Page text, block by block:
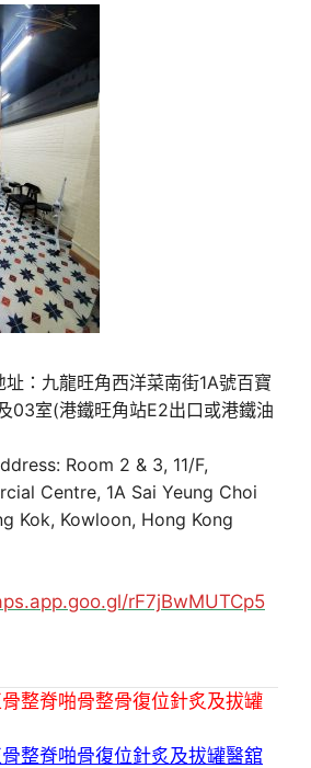
：九龍旺角西洋菜南街1A號百寶
03室(港鐵旺角站E2出口或港鐵油
Room 2 & 3, 11/F,
Centre, 1A Sai Yeung Choi
Kok, Kowloon, Hong Kong
rF7jBwMUTCp5
整脊啪骨整骨復位針炙及拔罐
整脊啪骨復位針炙及拔罐醫舘